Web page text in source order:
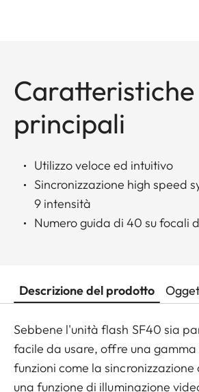
Caratteristiche
principali
Utilizzo veloce ed intuitivo
Sincronizzazione high speed
9 intensità
Numero guida di 40 su focali
Descrizione del prodotto
Sebbene l'unità flash SF40 sia
facile da usare, offre una
funzioni come la
una funzione di illuminazione